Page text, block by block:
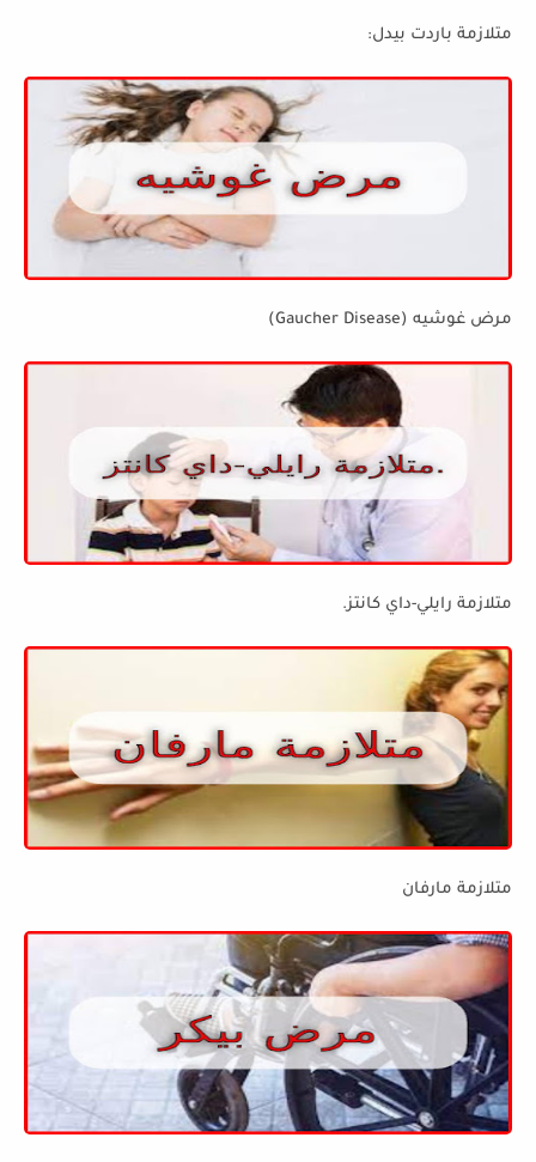
متلازمة باردت بيدل:
مرض غوشيه (Gaucher Disease)
متلازمة رايلي-داي كانتز.
متلازمة مارفان